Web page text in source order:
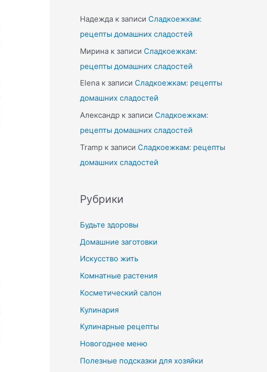
Надежда к записи Сладкоежкам:
рецепты домашних сладостей
Мирина к записи Сладкоежкам:
рецепты домашних сладостей
Elena к записи Сладкоежкам: рецепты
домашних сладостей
Александр к записи Сладкоежкам:
рецепты домашних сладостей
Tramp к записи Сладкоежкам: рецепты
домашних сладостей
Рубрики
Будьте здоровы
Домашние заготовки
Искусство жить
Комнатные растения
Косметический салон
Кулинария
Кулинарные рецепты
Новогоднее меню
Полезные подсказки для хозяйки